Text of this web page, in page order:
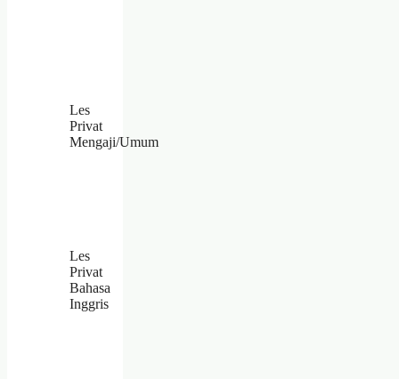
Les
Privat
Mengaji/Umum
Les
Privat
Bahasa
Inggris